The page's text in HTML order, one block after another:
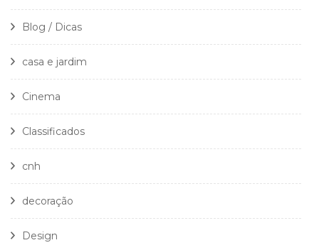
Blog / Dicas
casa e jardim
Cinema
Classificados
cnh
decoração
Design